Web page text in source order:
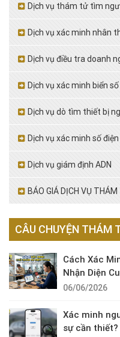
Dịch vụ thám tử tìm
Dịch vụ xác minh nhân
Dịch vụ điều tra doanh
Dịch vụ xác minh biển số
Dịch vụ dò tìm thiết bị
Dịch vụ xác minh số
Dịch vụ giám định ADN
BÁO GIÁ DỊCH VỤ
CÂU CHUYỆN THÁM
Cách Xác
Nhận Diện
06/06/2026
Xác minh
sự cần thiết?